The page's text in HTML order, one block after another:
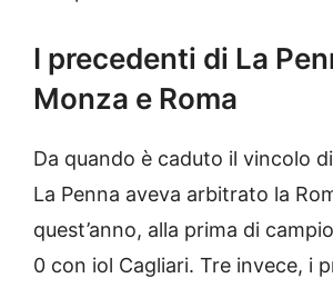
I precedenti di La
Monza e Roma
Da quando è caduto il vincolo
La Penna aveva arbitrato la
quest’anno, alla prima di
0 con iol Cagliari. Tre invece, i